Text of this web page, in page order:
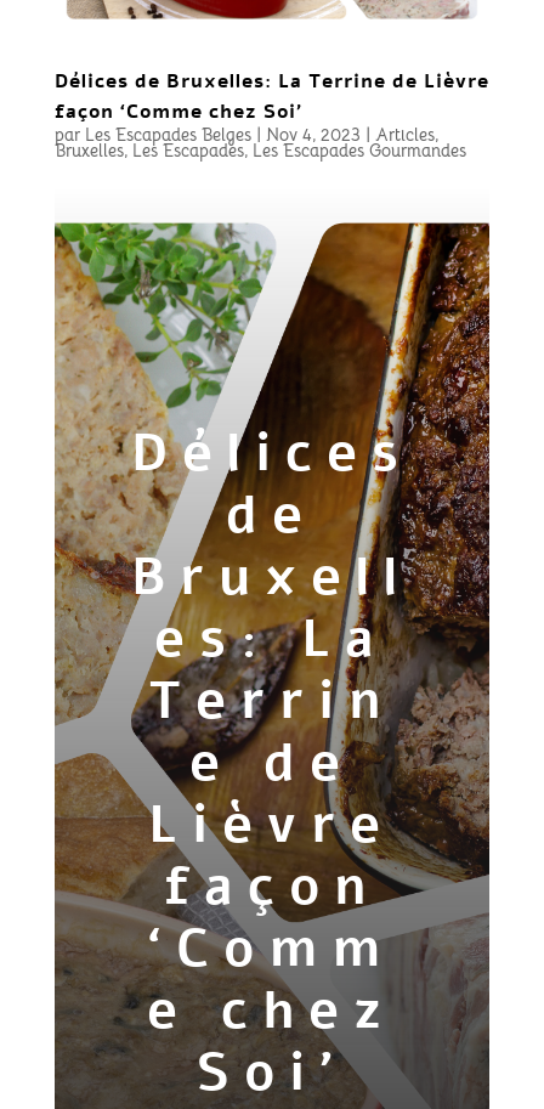
Délices de Bruxelles: La Terrine de Lièvre
façon ‘Comme chez Soi’
par Les Escapades Belges| Nov 4, 2023 | Articles,
Bruxelles, Les Escapades, Les Escapades Gourmandes
Délices
de
Bruxell
es: La
Terrin
e de
Lièvre
façon
‘Comm
e chez
Soi’